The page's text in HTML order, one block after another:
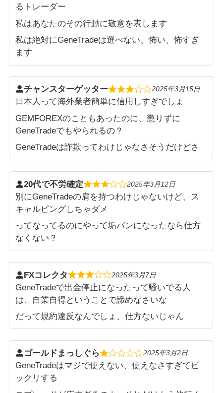
るトレーダー
私はあなたのその行動に敬意を表します
私は絶対にGeneTradeは選べない、怖い、怖すぎ
ます
2025年3月15日
日本人って海外業者簡単に信用しすぎでしょ
GEMFOREXのこともあったのに、懲りずに
GeneTradeでもやられるの？
GeneTradeは詐欺ってわけじゃなさそうだけどさ
チャンスターゲッター
2025年3月12日
別にGeneTradeの肩を持つわけじゃないけど、ス
キャルピングしちゃダメ
ってなってるのにやって垢バンになったなら仕方
なくない？
20代で不労確定
2025年3月7日
GeneTradeで出金停止になったって騒いでる人
は、自業自得ということで諦めなさいな
だって規約違反なんでしょ、仕方ないじゃん
FXコレクタ
2025年3月2日
GeneTradeはマジで使えない、使えなさすぎてビ
ックリする
ゴールドまっしぐら